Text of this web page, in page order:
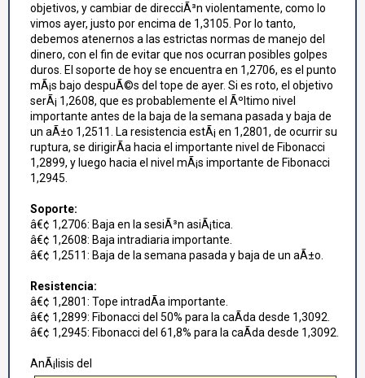
objetivos, y cambiar de direcciÃ³n violentamente, como lo
vimos ayer, justo por encima de 1,3105. Por lo tanto,
debemos atenernos a las estrictas normas de manejo del
dinero, con el fin de evitar que nos ocurran posibles golpes
duros. El soporte de hoy se encuentra en 1,2706, es el punto
mÃ¡s bajo despuÃ©s del tope de ayer. Si es roto, el objetivo
serÃ¡ 1,2608, que es probablemente el Ãºltimo nivel
importante antes de la baja de la semana pasada y baja de
un aÃ±o 1,2511. La resistencia estÃ¡ en 1,2801, de ocurrir su
ruptura, se dirigirÃ­a hacia el importante nivel de Fibonacci
1,2899, y luego hacia el nivel mÃ¡s importante de Fibonacci
1,2945.
Soporte:
â€¢ 1,2706: Baja en la sesiÃ³n asiÃ¡tica.
â€¢ 1,2608: Baja intradiaria importante.
â€¢ 1,2511: Baja de la semana pasada y baja de un aÃ±o.
Resistencia:
â€¢ 1,2801: Tope intradÃ­a importante.
â€¢ 1,2899: Fibonacci del 50% para la caÃ­da desde 1,3092.
â€¢ 1,2945: Fibonacci del 61,8% para la caÃ­da desde 1,3092.
AnÃ¡lisis del